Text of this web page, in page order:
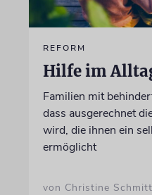
REFORM
Hilfe im
Familien mit
dass ausgerechnet
wird, die ihnen ein
ermöglicht
von Christine Schmitt